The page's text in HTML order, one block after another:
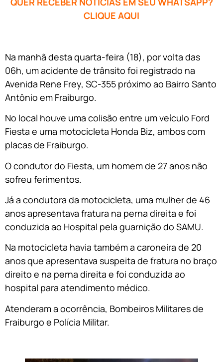
CLIQUE AQUI
Na manhã desta quarta-feira (18), por volta das
06h, um acidente de trânsito foi registrado na
Avenida Rene Frey, SC-355 próximo ao Bairro Santo
Antônio em Fraiburgo.
No local houve uma colisão entre um veículo Ford
Fiesta e uma motocicleta Honda Biz, ambos com
placas de Fraiburgo.
O condutor do Fiesta, um homem de 27 anos não
sofreu ferimentos.
Já a condutora da motocicleta, uma mulher de 46
anos apresentava fratura na perna direita e foi
conduzida ao Hospital pela guarnição do SAMU.
Na motocicleta havia também a caroneira de 20
anos que apresentava suspeita de fratura no braço
direito e na perna direita e foi conduzida ao
hospital para atendimento médico.
Atenderam a ocorrência, Bombeiros Militares de
Fraiburgo e Polícia Militar.